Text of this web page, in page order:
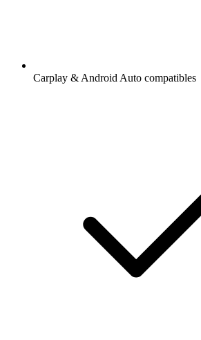
Carplay & Android Auto compatibles